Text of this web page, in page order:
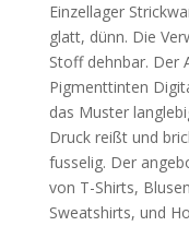
Einzellager
glatt, dünn. Die
Stoff dehnbar. Der
Pigmenttinten
das Muster
Druck reißt und
fusselig. Der
von T-Shirts,
Sweatshirts, und